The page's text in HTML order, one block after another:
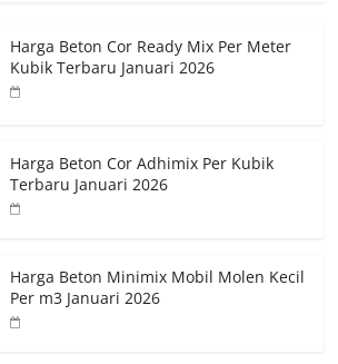
Harga Beton Cor Ready Mix Per Meter
Kubik Terbaru Januari 2026
Harga Beton Cor Adhimix Per Kubik
Terbaru Januari 2026
Harga Beton Minimix Mobil Molen Kecil
Per m3 Januari 2026